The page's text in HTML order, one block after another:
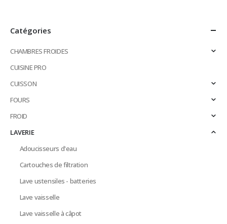
Catégories
CHAMBRES FROIDES
CUISINE PRO
CUISSON
FOURS
FROID
LAVERIE
Adoucisseurs d'eau
Cartouches de filtration
Lave ustensiles - batteries
Lave vaisselle
Lave vaisselle à câpot